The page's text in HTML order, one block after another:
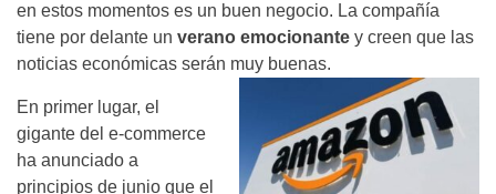
en estos momentos es un buen negocio. La compañía
tiene por delante un verano emocionante y creen que las
noticias económicas serán muy buenas.
En primer lugar, el
gigante del e-commerce
ha anunciado a
principios de junio que el